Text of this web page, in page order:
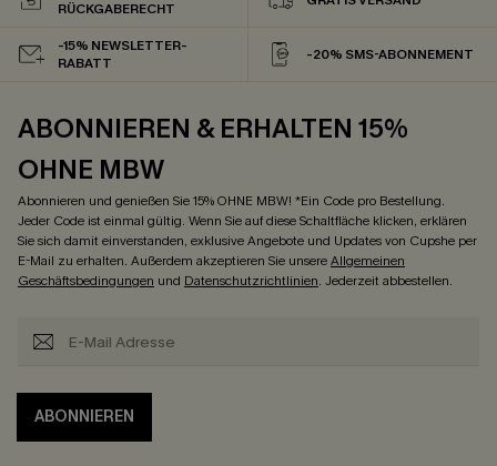
RÜCKGABERECHT
-15% NEWSLETTER-
RABATT
-20% SMS-ABONNEMENT
ABONNIEREN & ERHALTEN 15%
OHNE MBW
Abonnieren und genießen Sie 15% OHNE MBW! *Ein Code pro Bestellung.
Jeder Code ist einmal gültig. Wenn Sie auf diese Schaltfläche klicken, erklären
Sie sich damit einverstanden, exklusive Angebote und Updates von Cupshe per
E-Mail zu erhalten. Außerdem akzeptieren Sie unsereAllgemeinen
Geschäftsbedingungen und Datenschutzrichtlinien. Jederzeit abbestellen.
ABONNIEREN